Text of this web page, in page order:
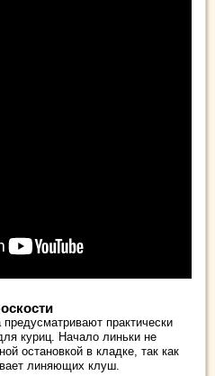
практически
куриц. Начало линьки не
остановкой в кладке, так как
линяющих клуш.